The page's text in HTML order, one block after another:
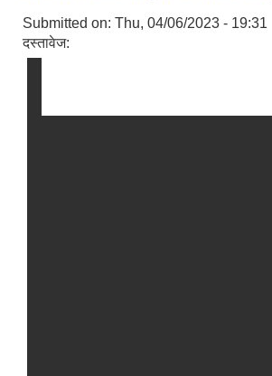
Submitted on: Thu, 04/06/2023 - 19:31
दस्तावेज: